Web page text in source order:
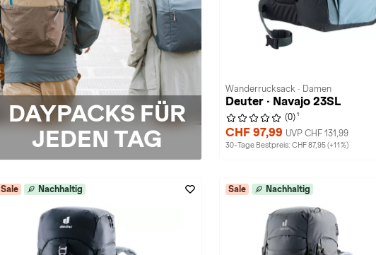
DAYPACKS FÜR
JEDEN TAG
Wanderrucksack · Damen
Deuter · Navajo 23SL
(0) 1
CHF 97,99 UVP CHF 131,99
30-Tage Bestpreis: CHF 87,95 (+11%)
Sale Nachhaltig Sale Nachhaltig